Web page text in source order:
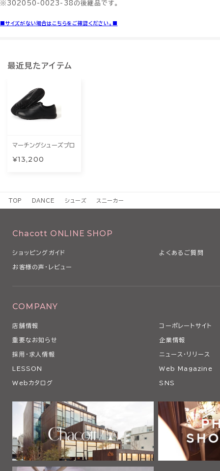
※302050-0023-38の後継品です。
■サイズがない場合はこちらをご確認ください。■
最近見たアイテム
マーチングシューズプロ
¥13,200
TOP DANCE シューズ スニーカー
Chacott ONLINE SHOP
ショッピングガイド よくあるご質問
お客様の声・レビュー
COMPANY
店舗情報 コーポレートサイト
重要なお知らせ 企業情報
採用・求人情報 ニュース・リリース
LESSON Web Magazine
Webカタログ SNS